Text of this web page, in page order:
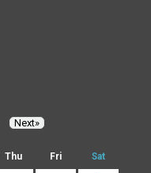
Next»
Thu Fri Sat